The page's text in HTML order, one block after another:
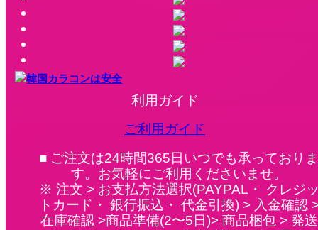
利用ガイド
ご利用ガイド
■ ご注文は24時間365日いつでも承っておりま
す。お気軽にご利用くださいませ。
※ 注文 > お支払方法選択(PAYPAL・ クレジ
トカード・ 銀行振込・ 代金引換) > 入金確認
在庫確認 >商品準備(2〜5日)> 商品梱包 > 発送